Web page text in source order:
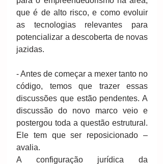
que é de alto risco, e como evoluir
as tecnologias relevantes para
potencializar a descoberta de novas
jazidas.
- Antes de começar a mexer tanto no
código, temos que trazer essas
discussões que estão pendentes. A
discussão do novo marco veio e
postergou toda a questão estrutural.
Ele tem que ser reposicionado –
avalia.
A configuração jurídica da